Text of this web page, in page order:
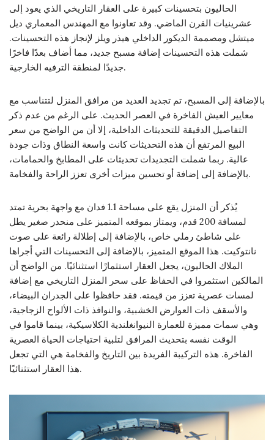
الحاليون بتحسينات كبيرة على العقار التاريخي الذي يعود إلى
عشرينيات القرن الماضي. وقد تعاونوا مع المهندس المعماري ديل
ميتشل ومصممة الديكور الداخلي هيذر ويلز لإنجاز هذه التحسينات.
شملت هذه التحسينات إضافة مسبح جديد، مما أضاف بعدًا فاخرًا
جديدًا لمنطقة الترفيه الخارجية.
بالإضافة إلى المسبح، تم تجديد العديد من مرافق المنزل لتتناسب مع
معايير العيش الفاخرة في العصر الحديث. على الرغم من عدم ذكر
التفاصيل الدقيقة للتحديثات الداخلية، إلا أن من الواضح من سعر
البيع المرتفع أن هذه التحديثات كانت واسعة النطاق وذات جودة
عالية. ربما شملت التجديدات تحديثات على المطابخ والحمامات،
بالإضافة إلى إضافة أو تحسين ميزات أخرى تعزز الراحة والفخامة.
يُذكر أن المنزل يقع على مساحة 1.1 فدان مع واجهة بحرية تمتد
لمسافة 200 قدم، ويمتاز بموقعه المتميز على منحدر صغير يطل
على شاطئ رملي خاص، بالإضافة إلى إطلالة رائعة على صوت
نانتوكيت. هذا الموقع المتميز، بالإضافة إلى التحسينات التي أجراها
الملاك الحاليون، يجعل العقار استثمارًا استثنائيًا. من الواضح أن
المالكين استثمروا في الحفاظ على سحر المنزل التاريخي مع إضافة
لمسات عصرية تعزز من قيمته. فقد حافظوا على الجدران البيضاء،
والأسقف ذات العوارض الخشبية، والنوافذ ذات الألواح الزجاجية،
وهي سمات مميزة للعمارة النيوانغلندية الكلاسيكية، بينما قاموا في
الوقت نفسه بتحديث المرافق لتلبية احتياجات الحياة العصرية
الفاخرة. هذه التركيبة الفريدة بين التاريخ والفخامة هي التي تجعل
هذا العقار استثنائيًا.